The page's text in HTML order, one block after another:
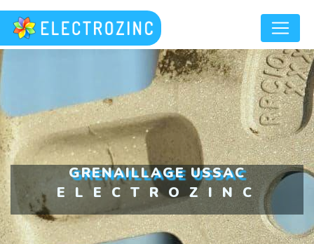
GRENAILLAGE USSAC
ELECTROZINC
Panneau de gestion des cookies